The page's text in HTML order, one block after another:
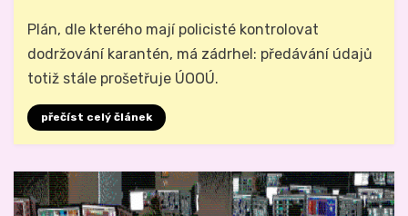
Autor Hynek Trojánek
Plán, dle kterého mají policisté kontrolovat
dodržování karantén, má zádrhel: předávání údajů
totiž stále prošetřuje ÚOOÚ.
přečíst celý článek